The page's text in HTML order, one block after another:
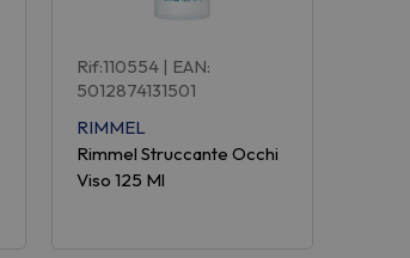
Rif:110554 | EAN:
5012874131501
RIMMEL
Rimmel Struccante Occhi
Viso 125 Ml